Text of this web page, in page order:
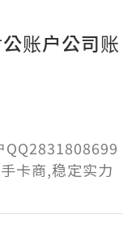
账户公司账
QQ2831808699
卡商,稳定实力